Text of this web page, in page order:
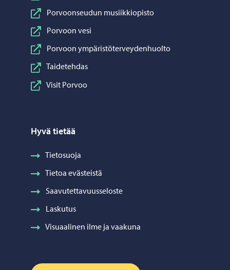
Porvoonseudun musiikkiopisto
Porvoon vesi
Porvoon ympäristöterveydenhuolto
Taidetehdas
Visit Porvoo
Hyvä tietää
Tietosuoja
Tietoa evästeistä
Saavutettavuusseloste
Laskutus
Visuaalinen ilme ja vaakuna